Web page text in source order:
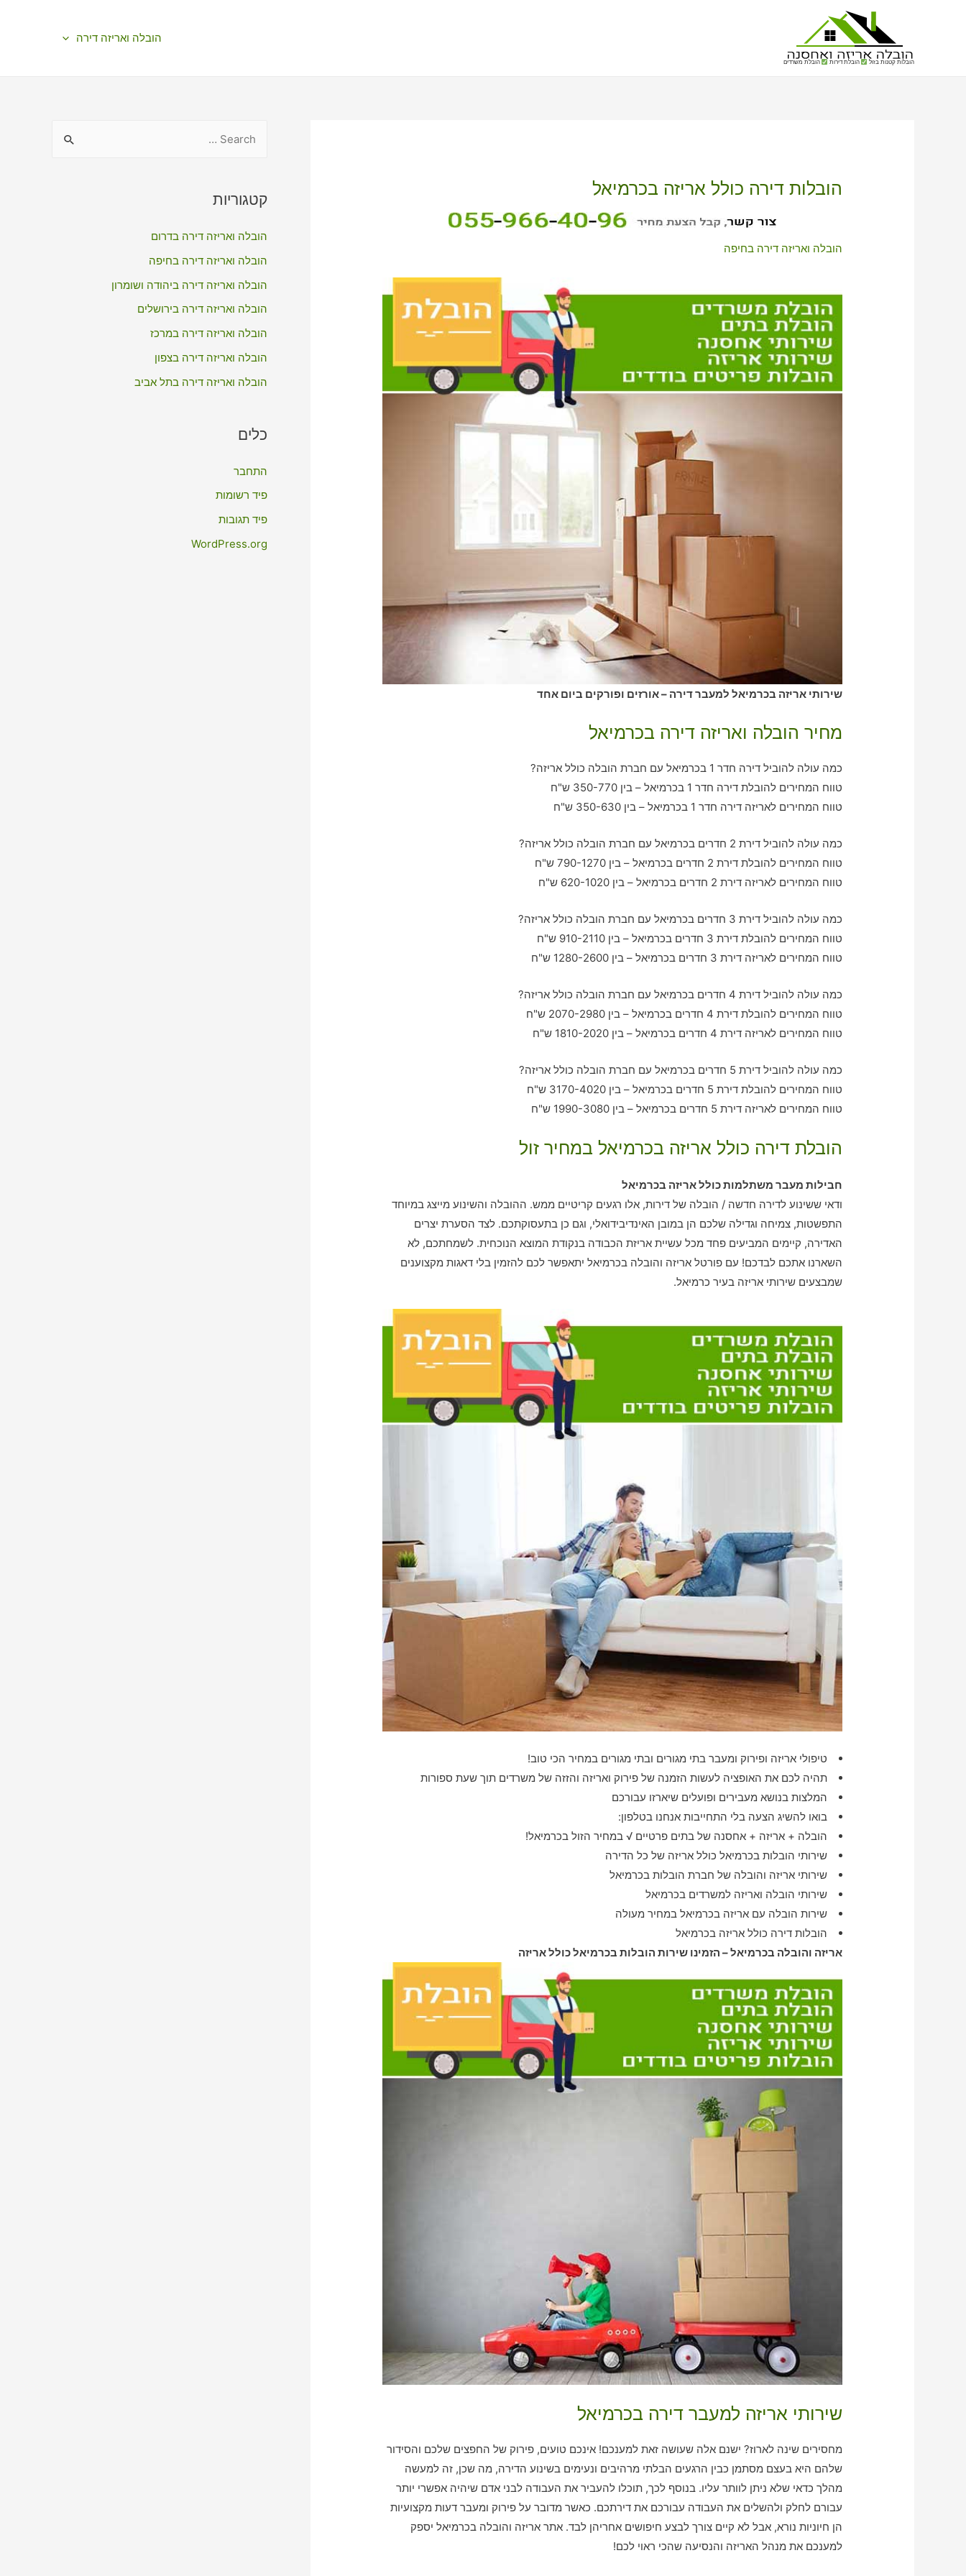
הובלות קטנות בזול הובלת דירות הובלת משרדים
הובלה ואריזה דירה
הובלות דירה כולל אריזה בכרמיאל
הובלה ואריזה דירה בחיפה
שירותי אריזה בכרמיאל למעבר דירה – אורזים ופורקים ביום אחד
מחיר הובלה ואריזה דירה בכרמיאל
כמה עולה להוביל דירה חדר 1 בכרמיאל עם חברת הובלה כולל אריזה?
טווח המחירים להובלת דירה חדר 1 בכרמיאל – בין 350-770 ש"ח
טווח המחירים לאריזה דירה חדר 1 בכרמיאל – בין 350-630 ש"ח
כמה עולה להוביל דירת 2 חדרים בכרמיאל עם חברת הובלה כולל אריזה?
טווח המחירים להובלת דירת 2 חדרים בכרמיאל – בין 790-1270 ש"ח
טווח המחירים לאריזה דירת 2 חדרים בכרמיאל – בין 620-1020 ש"ח
כמה עולה להוביל דירת 3 חדרים בכרמיאל עם חברת הובלה כולל אריזה?
טווח המחירים להובלת דירת 3 חדרים בכרמיאל – בין 910-2110 ש"ח
טווח המחירים לאריזה דירת 3 חדרים בכרמיאל – בין 1280-2600 ש"ח
כמה עולה להוביל דירת 4 חדרים בכרמיאל עם חברת הובלה כולל אריזה?
טווח המחירים להובלת דירת 4 חדרים בכרמיאל – בין 2070-2980 ש"ח
טווח המחירים לאריזה דירת 4 חדרים בכרמיאל – בין 1810-2020 ש"ח
כמה עולה להוביל דירת 5 חדרים בכרמיאל עם חברת הובלה כולל אריזה?
טווח המחירים להובלת דירת 5 חדרים בכרמיאל – בין 3170-4020 ש"ח
טווח המחירים לאריזה דירת 5 חדרים בכרמיאל – בין 1990-3080 ש"ח
הובלת דירה כולל אריזה בכרמיאל במחיר זול
חבילות מעבר משתלמות כולל אריזה בכרמיאל
ודאי ששינוע לדירה חדשה / הובלה של דירות, אלו רגעים קריטיים ממש. ההובלה והשינוע מייצג במיוחד
התפשטות, צמיחה וגדילה שלכם הן במובן האינדיבידואלי, וגם כן בתעסוקתכם. לצד הסערת יצרים
האדירה, קיימים המביעים פחד מכל עשיית אריזת הכבודה בנקודת המוצא הנוכחית. לשמחתכם, לא
השארנו אתכם לבדכם! עם פורטל אריזה והובלה בכרמיאל יתאפשר לכם להזמין בלי דאגות מקצוענים
שמבצעים שירותי אריזה בעיר כרמיאל.
טיפולי אריזה ופירוק ומעבר בתי מגורים ובתי מגורים במחיר הכי טוב!
תהיה לכם את האופציה לעשות הזמנה של פירוק ואריזה והזזה של משרדים תוך שעת ספורות
המלצות בנושא מעבירים ופועלים שיארזו עבורכם
בואו להשיג הצעה בלי התחייבות אנחנו בטלפון:
הובלה + אריזה + אחסנה של בתים פרטיים √ במחיר הזול בכרמיאל!
שירותי הובלות בכרמיאל כולל אריזה של כל הדירה
שירותי אריזה והובלה של חברת הובלות בכרמיאל
שירותי הובלה ואריזה למשרדים בכרמיאל
שירות הובלה עם אריזה בכרמיאל במחיר מעולה
הובלות דירה כולל אריזה בכרמיאל
אריזה והובלה בכרמיאל – הזמינו שירות הובלות בכרמיאל כולל אריזה
שירותי אריזה למעבר דירה בכרמיאל
מחסירים שינה לארוז? ישנם אלה שעושה זאת למענכם! אינכם טועים, פירוק של החפצים שלכם והסידור
שלהם היא בעצם מסתמן כבין הרגעים הבלתי מרהיבים ונעימים בשינוע הדירה, מה שכן, זה למעשה
מהלך כדאי שלא ניתן לוותר עליו. בנוסף לכך, תוכלו להעביר את העבודה לבני אדם שיהיה אפשרי יותר
עבורם לחלק ולהשלים את העבודה עבורכם את דירתכם. כאשר מדובר על פירוק ומעבר דעות מקצועיות
הן חיוניות נורא, אבל לא קיים צורך לבצע חיפושים אחריהן לבד. אתר אריזה והובלה בכרמיאל יספק
למענכם את מנהל האריזה והנסיעה שהכי ראוי לכם!
r
h
f
o
קטגוריות
הובלה ואריזה דירה בדרום
הובלה ואריזה דירה בחיפה
הובלה ואריזה דירה ביהודה ושומרון
הובלה ואריזה דירה בירושלים
הובלה ואריזה דירה במרכז
הובלה ואריזה דירה בצפון
הובלה ואריזה דירה בתל אביב
כלים
התחבר
פיד רשומות
פיד תגובות
WordPress.org